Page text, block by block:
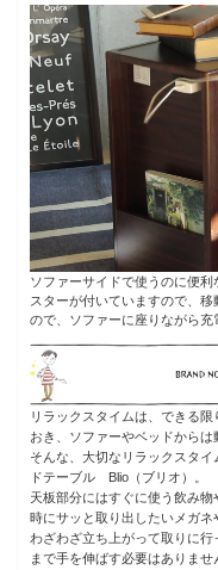
ソファーサイドで使うのに便
スターが付いていますので、
ので、ソファーに座りながら充
リラックスタイムは、できる
おき、ソファーやベッドからは
そんな、大切なリラックスタ
ドテーブル Blio（ブリオ）。
天板部分にはすぐに使う飲み
時にサッと取り出したいメガネ
わざわざ立ち上がって取りに
まで手を伸ばす必要はありませ